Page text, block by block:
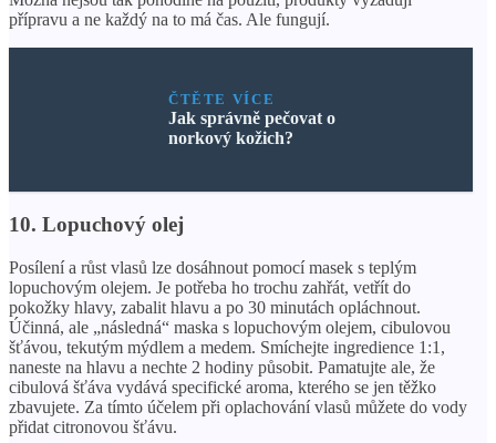
přípravu a ne každý na to má čas. Ale fungují.
ČTĚTE VÍCE
Jak správně pečovat o
norkový kožich?
10. Lopuchový olej
Posílení a růst vlasů lze dosáhnout pomocí masek s teplým
lopuchovým olejem. Je potřeba ho trochu zahřát, vetřít do
pokožky hlavy, zabalit hlavu a po 30 minutách opláchnout.
Účinná, ale „následná“ maska ​​s lopuchovým olejem, cibulovou
šťávou, tekutým mýdlem a medem. Smíchejte ingredience 1:1,
naneste na hlavu a nechte 2 hodiny působit. Pamatujte ale, že
cibulová šťáva vydává specifické aroma, kterého se jen těžko
zbavujete. Za tímto účelem při oplachování vlasů můžete do vody
přidat citronovou šťávu.